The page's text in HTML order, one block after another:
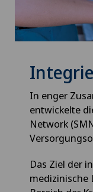
In enger
entwickelte
Network
Das Ziel der
medizinische